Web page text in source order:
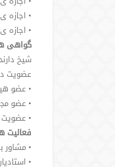
• اجازه
• اجازه
گواهی
شیخ
عضویت
• عضو
• عضو
• عضویت
فعالیت
• مشاور
•